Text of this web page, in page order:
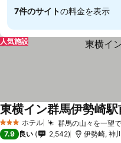
7件のサイトの料金を表示
人気施設
3 ホテルのランク
ホテル 群馬の山々を一望
東横イン群馬伊勢崎駅
7.9 良い 2,542 伊勢崎, 神